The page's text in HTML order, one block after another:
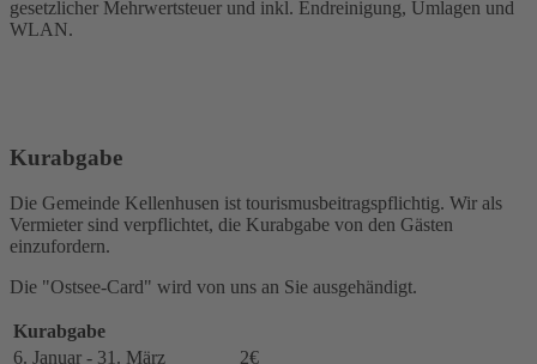
gesetzlicher Mehrwertsteuer und inkl. Endreinigung, Umlagen und
WLAN.
Kurabgabe
Die Gemeinde Kellenhusen ist tourismusbeitragspflichtig. Wir als
Vermieter sind verpflichtet, die Kurabgabe von den Gästen
einzufordern.
Die "Ostsee-Card" wird von uns an Sie ausgehändigt.
Kurabgabe
6. Januar - 31. März
2€